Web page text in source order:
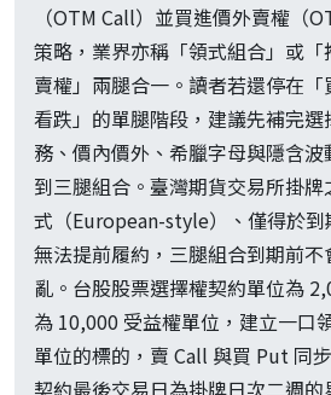
（OTM Call）並買進價外賣權（
策略，業界亦稱「領式組合」或
賣權」兩腿合一。讀者若還停在
看跌」的單腿階段，建議先補完
務、價內價外、希臘字母與隱含
到三腿組合。臺灣期貨交易所掛
式（European-style）、僅得於
無法提前履約，三腿組合到期前
亂。台股股票選擇權契約單位為
為 10,000 受益權單位，建立一口
單位的標的，賣 Call 與買 Put 同